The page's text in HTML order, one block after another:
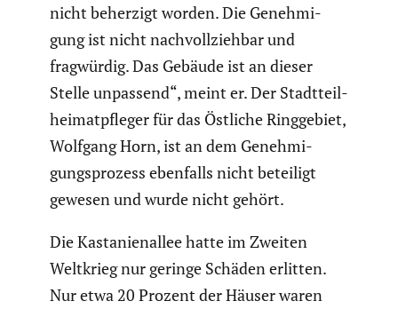
nicht beherzigt worden. Die Geneh­mi­
gung ist nicht nachvoll­ziehbar und
fragwürdig. Das Gebäude ist an dieser
Stelle unpassend“, meint er. Der Stadt­teil­
hei­mat­pfleger für das Östliche Ringge­biet,
Wolfgang Horn, ist an dem Geneh­mi­
gungs­pro­zess ebenfalls nicht beteiligt
gewesen und wurde nicht gehört.
Die Kasta­ni­en­allee hatte im Zweiten
Weltkrieg nur geringe Schäden erlitten.
Nur etwa 20 Prozent der Häuser waren